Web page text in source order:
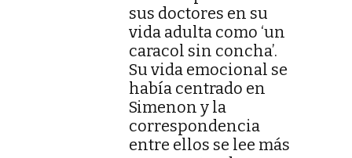
sus doctores en su
vida adulta como ‘un
caracol sin concha’.
Su vida emocional se
había centrado en
Simenon y la
correspondencia
entre ellos se lee más